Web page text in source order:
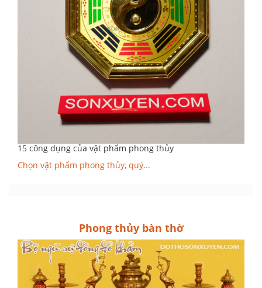
15 công dụng của vật phẩm phong thủy
Chọn vật phẩm phong thủy, quý...
Phong thủy bàn thờ